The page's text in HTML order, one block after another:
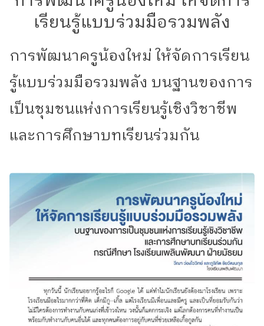
เรียนรู้แบบร่วมมือรวมพลัง
การพัฒนาครูน้องใหม่ ให้จัดการเรียน
รู้แบบร่วมมือรวมพลัง บนฐานของการ
เป็นชุมชนแห่งการเรียนรู้เชิงวิชาชีพ
และการศึกษาบทเรียนร่วมกัน